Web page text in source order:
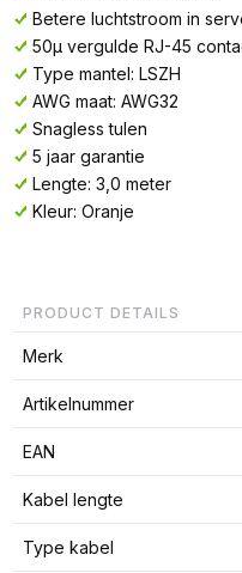
Betere luchtstroom in
50µ vergulde RJ-45
Type mantel: LSZH
AWG maat: AWG32
Snagless tulen
5 jaar garantie
Lengte: 3,0 meter
Kleur: Oranje
PRODUCT DETAILS
Merk
Artikelnummer
EAN
Kabel lengte
Type kabel